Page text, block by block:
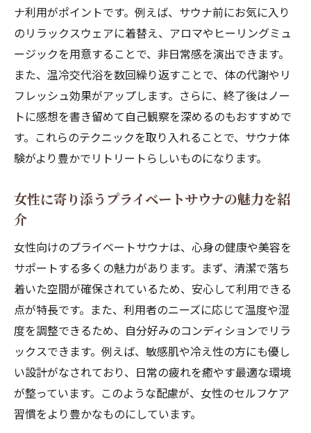
ナ利用がポイントです。例えば、サウナ前にお気に入り
のリラックスウェアに着替え、アロマやヒーリングミュ
ージックを用意することで、非日常感を演出できます。
また、温冷交代浴を数回繰り返すことで、体の代謝やリ
フレッシュ効果がアップします。さらに、終了後はノー
トに感想を書き留めて自己観察を深めるのもおすすめで
す。これらのテクニックを取り入れることで、サウナ体
験がより豊かでリトリートらしいものになります。
女性に寄り添うプライベートサウナの魅力を紹
介
女性向けのプライベートサウナは、心身の健康や美容を
サポートする多くの魅力があります。まず、清潔で落ち
着いた空間が確保されているため、安心して利用できる
点が特長です。また、利用者のニーズに応じて温度や湿
度を調整できるため、自分好みのコンディションでリラ
ックスできます。例えば、敏感肌や冷え性の方にも優し
い設計がなされており、日常の疲れを癒やす最適な環境
が整っています。このような配慮が、女性のセルフケア
習慣をより豊かなものにしています。